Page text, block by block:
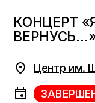
КОНЦЕРТ
Центр им.